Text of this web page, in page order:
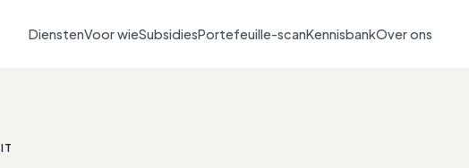
DienstenVoor wieSubsidiesPortefeuille-scanKennisbankOver ons